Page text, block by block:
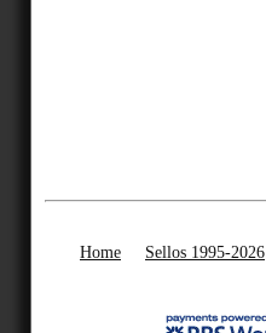
Home Sellos 1995-2026